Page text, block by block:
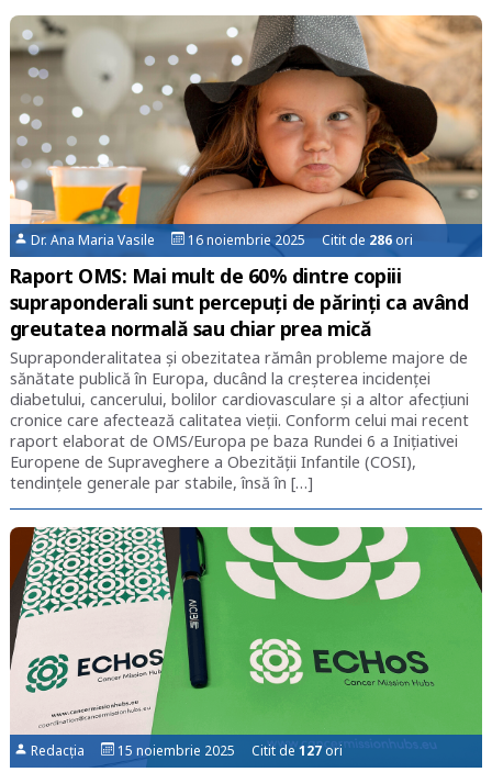
Dr. Ana Maria Vasile 16 noiembrie 2025 Citit de 286ori
Raport OMS: Mai mult de 60% dintre copiii
supraponderali sunt percepuți de părinți ca având
greutatea normală sau chiar prea mică
Supraponderalitatea și obezitatea rămân probleme majore de
sănătate publică în Europa, ducând la creșterea incidenței
diabetului, cancerului, bolilor cardiovasculare și a altor afecțiuni
cronice care afectează calitatea vieții. Conform celui mai recent
raport elaborat de OMS/Europa pe baza Rundei 6 a Inițiativei
Europene de Supraveghere a Obezității Infantile (COSI),
tendințele generale par stabile, însă în […]
Redacția 15 noiembrie 2025 Citit de127ori